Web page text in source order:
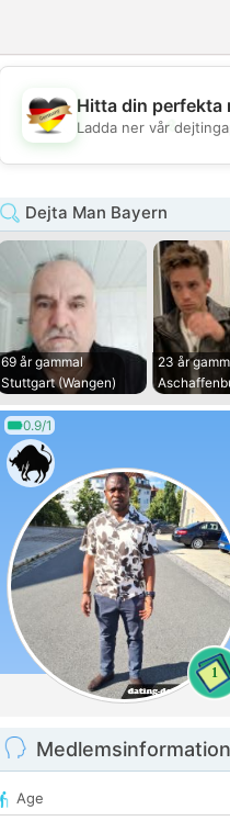
💖
Hitta din perfekta
Ladda ner vår
Dejta Man Bayern
69 år gammal
Stuttgart (Wangen)
23 år
0.9/1
1
Medlemsinformation
Age